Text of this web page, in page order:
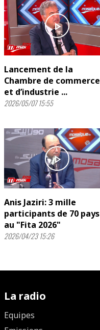
play_arrow
Lancement de la
Chambre de commerce
et d’industrie ...
2026/05/07 15:55
play_arrow
Anis Jaziri: 3 mille
participants de 70 pays
au "Fita 2026"
2026/04/23 15:26
La radio
Equipes